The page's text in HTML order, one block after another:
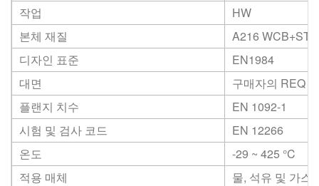
작업
HW
본체 재질
A216 WCB+STL
디자인 표준
EN1984
대면
구매자의 REQ
플랜지 치수
EN 1092-1
시험 및 검사 코드
EN 12266
온도
-29 ~ 425 °C
적용 매체
물, 석유 및 가스